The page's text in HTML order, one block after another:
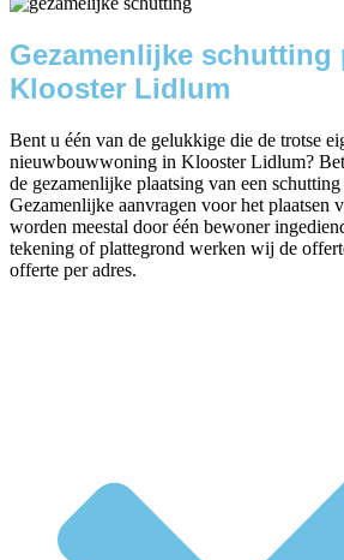
Gezamenlijke schutting
Klooster Lidlum
Bent u één van de gelukkige die de trotse
nieuwbouwwoning in Klooster Lidlum?
de gezamenlijke plaatsing van een
Gezamenlijke aanvragen voor het plaatsen
worden meestal door één bewoner
tekening of plattegrond werken wij de
offerte per adres.